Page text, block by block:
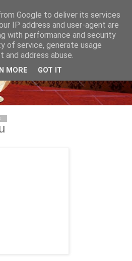
Google to deliver its services
IP address and user-agent are
with performance and security
of service, generate usage
address abuse.
MORE GOT IT